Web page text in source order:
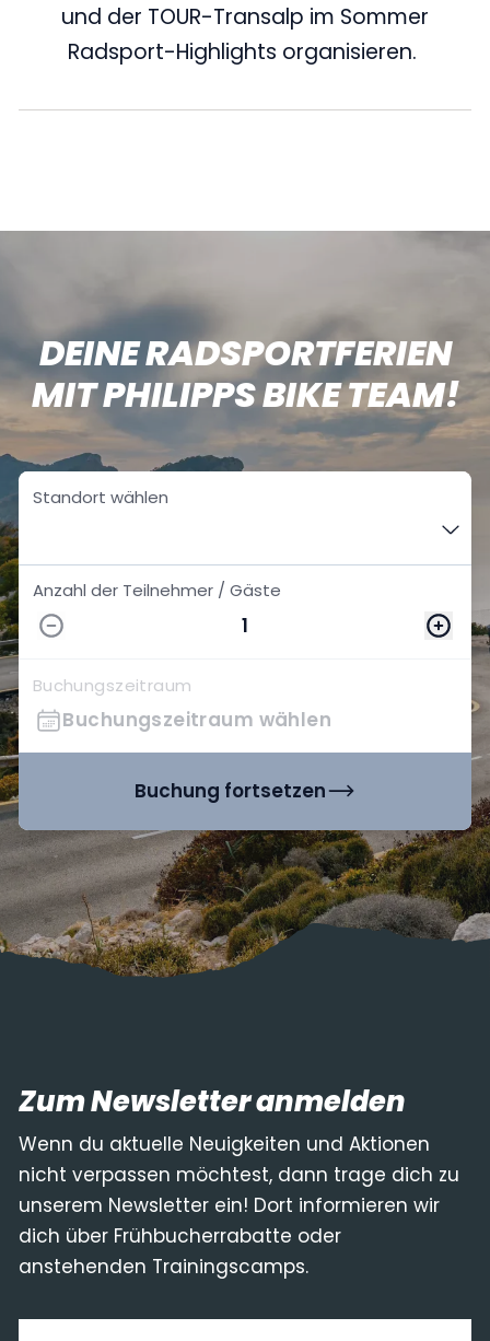
und der TOUR-Transalp im Sommer
Radsport-Highlights organisieren.
DEINE RADSPORTFERIEN
MIT PHILIPPS BIKE TEAM!
Standort wählen
Anzahl der Teilnehmer / Gäste
Buchungszeitraum
Buchungszeitraum wählen
Buchung fortsetzen
Zum Newsletter anmelden
Wenn du aktuelle Neuigkeiten und Aktionen
nicht verpassen möchtest, dann trage dich zu
unserem Newsletter ein! Dort informieren wir
dich über Frühbucherrabatte oder
anstehenden Trainingscamps.